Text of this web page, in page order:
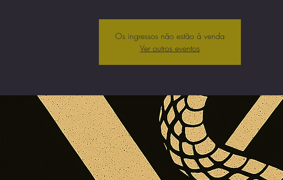
Os ingressos não estão à venda
Ver outros eventos